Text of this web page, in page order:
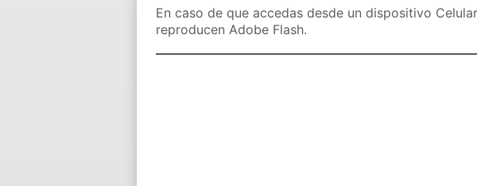
En caso de que accedas desde un dispositivo
reproducen Adobe Flash.